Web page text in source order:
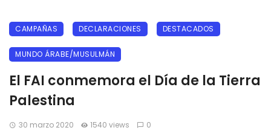
CAMPAÑAS DECLARACIONES DESTACADOS
MUNDO ÁRABE/MUSULMÁN
El FAI conmemora el Día de la Tierra
Palestina
30 marzo 2020 1540 views 0